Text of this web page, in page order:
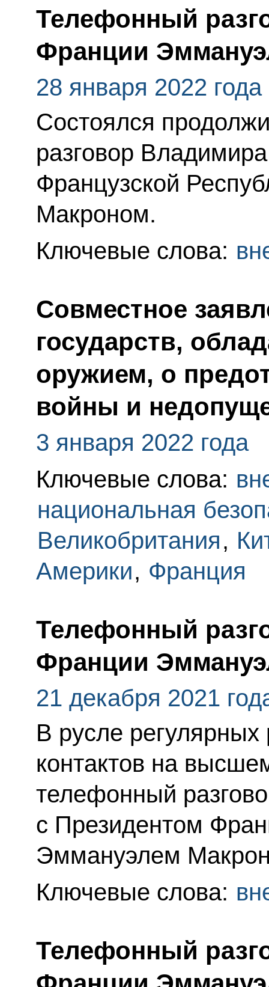
Телефонный
Франции
28 января 2022 года
Состоялся
разговор
Французской
Макроном.
Ключевые слова:
Совместное
государств,
оружием, о
войны и
3 января 2022 года
Ключевые слова:
национальная
Великобритания,
Америки, Франция
Телефонный
Франции
21 декабря 2021
В русле регулярных
контактов на
телефонный
с Президентом
Эммануэлем
Ключевые слова:
Телефонный